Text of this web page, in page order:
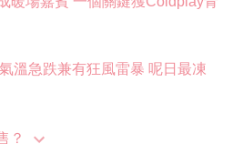
溫急跌兼有狂風雷暴 呢日最凍
？